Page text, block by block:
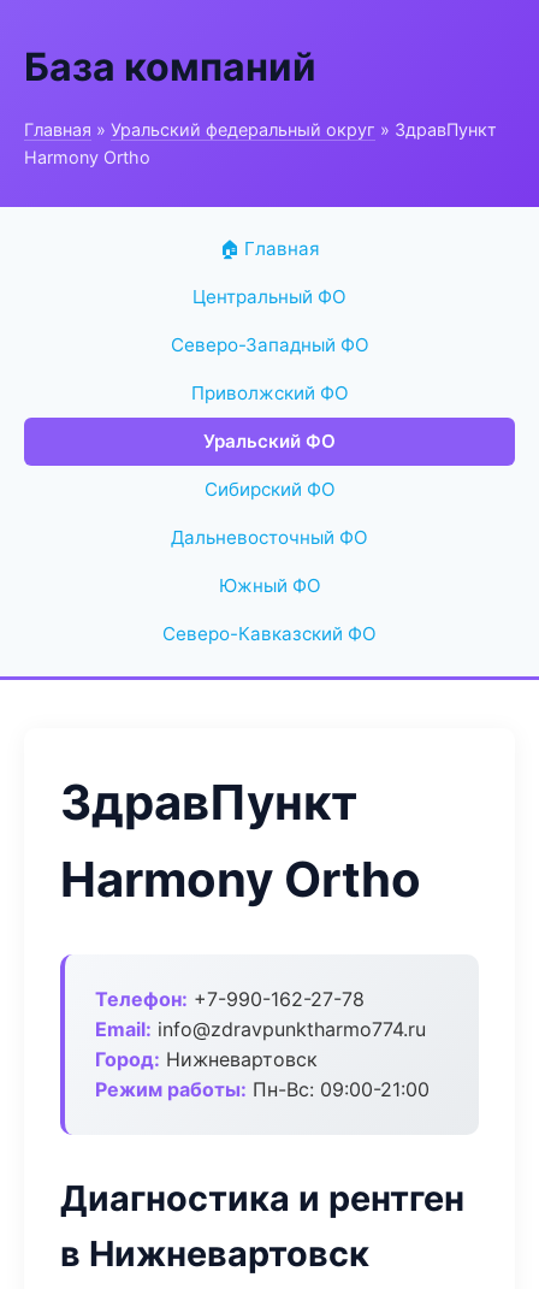
База компаний
Главная » Уральский федеральный округ » ЗдравПункт
Harmony Ortho
🏠 Главная
Центральный ФО
Северо-Западный ФО
Приволжский ФО
Уральский ФО
Сибирский ФО
Дальневосточный ФО
Южный ФО
Северо-Кавказский ФО
ЗдравПункт
Harmony Ortho
Телефон: +7-990-162-27-78
Email: info@zdravpunktharmo774.ru
Город: Нижневартовск
Режим работы: Пн-Вс: 09:00-21:00
Диагностика и рентген
в Нижневартовск